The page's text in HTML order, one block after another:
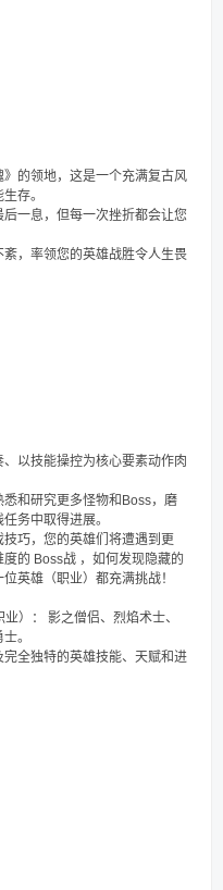
的领地，这是一个充满复古风
存。
一息，但每一次挫折都会让您
，率领您的英雄战胜令人生畏
以技能操控为核心要素动作肉
和研究更多怪物和Boss，磨
务中取得进展。
巧，您的英雄们将遭遇到更
的 Boss战 ，如何发现隐藏的
英雄（职业）都充满挑战！
）： 影之僧侣、烈焰术士、
。
全独特的英雄技能、天赋和进